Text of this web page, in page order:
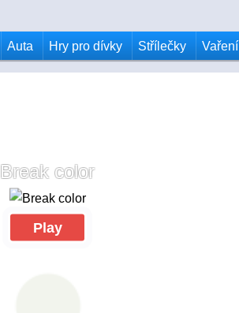
Auta Hry pro dívky Střílečky Vaření
Break color
Play